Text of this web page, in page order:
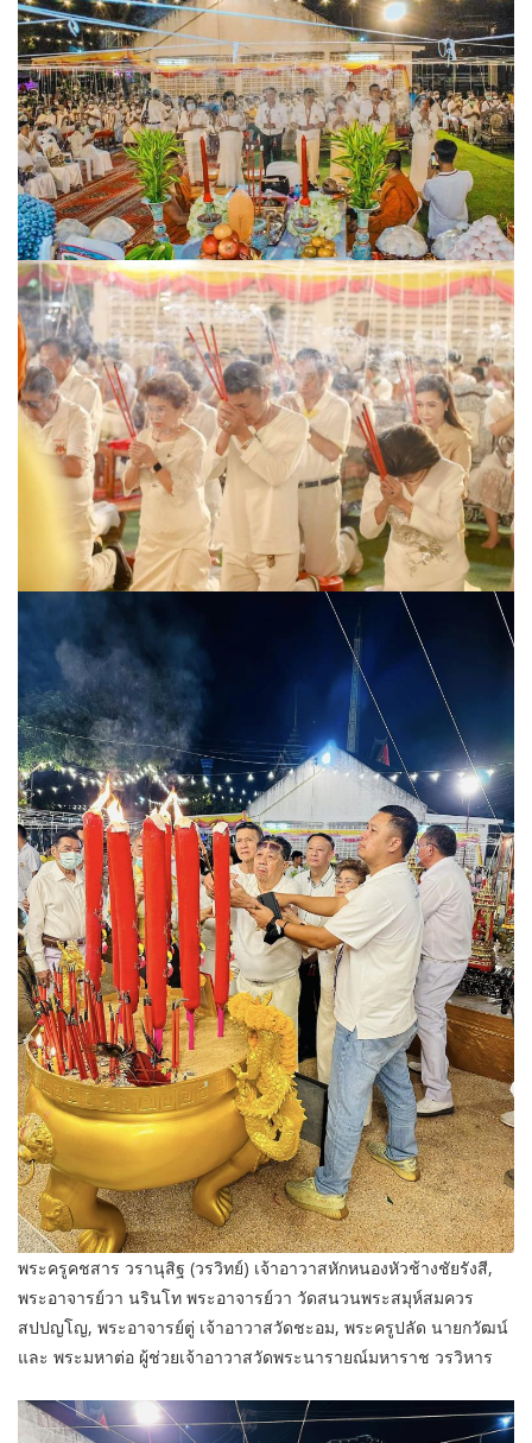
พระครูคชสาร วรานุสิฐ (วรวิทย์) เจ้าอาวาสหักหนองหัวช้างชัยรังสี,
พระอาจารย์วา นรินโท พระอาจารย์วา วัดสนวนพระสมุห์สมควร
สปปญโญ, พระอาจารย์ตู่ เจ้าอาวาสวัดชะอม, พระครูปลัด นายกวัฒน์
และ พระมหาต่อ ผู้ช่วยเจ้าอาวาสวัดพระนารายณ์มหาราช วรวิหาร